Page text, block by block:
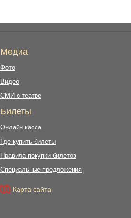
Медиа
Фото
Видео
СМИ о театре
Билеты
Онлайн касса
Где купить билеты
Правила покупки билетов
Специальные предложения
Карта сайта